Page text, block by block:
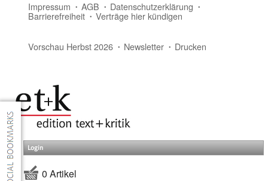
Impressum AGB Datenschutzerklärung
Barrierefreiheit Verträge hier kündigen
Vorschau Herbst 2026 Newsletter Drucken
Login
0 Artikel